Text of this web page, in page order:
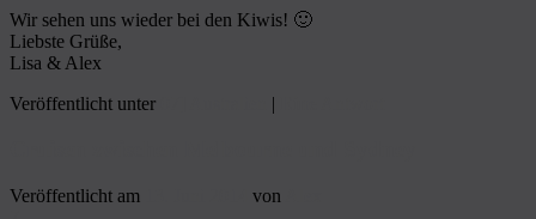
Wir sehen uns wieder bei den Kiwis! 🙂
Liebste Grüße,
Lisa & Alex
Veröffentlicht unter
|
Veröffentlicht am von